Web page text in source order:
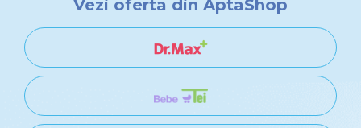
Vezi oferta din AptaShop